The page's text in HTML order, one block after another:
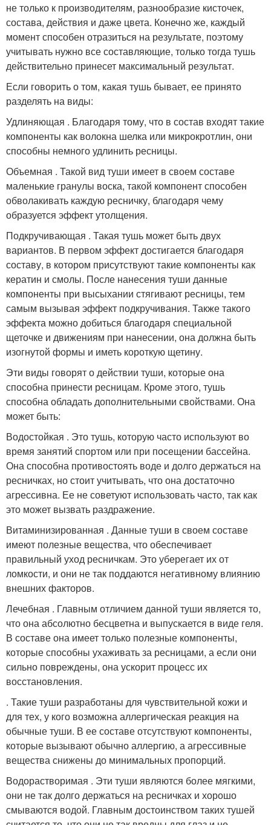
не только к производителям, разнообразие кисточек,
состава, действия и даже цвета. Конечно же, каждый
момент способен отразиться на результате, поэтому
учитывать нужно все составляющие, только тогда тушь
действительно принесет максимальный результат.
Если говорить о том, какая тушь бывает, ее принято
разделять на виды:
Удлиняющая . Благодаря тому, что в состав входят такие
компоненты как волокна шелка или микрокротлин, они
способны немного удлинить ресницы.
Объемная . Такой вид туши имеет в своем составе
маленькие гранулы воска, такой компонент способен
обволакивать каждую ресничку, благодаря чему
образуется эффект утолщения.
Подкручивающая . Такая тушь может быть двух
вариантов. В первом эффект достигается благодаря
составу, в котором присутствуют такие компоненты как
кератин и смолы. После нанесения туши данные
компоненты при высыхании стягивают ресницы, тем
самым вызывая эффект подкручивания. Также такого
эффекта можно добиться благодаря специальной
щеточке и движениям при нанесении, она должна быть
изогнутой формы и иметь короткую щетину.
Эти виды говорят о действии туши, которые она
способна принести ресницам. Кроме этого, тушь
способна обладать дополнительными свойствами. Она
может быть:
Водостойкая . Это тушь, которую часто используют во
время занятий спортом или при посещении бассейна.
Она способна противостоять воде и долго держаться на
ресничках, но стоит учитывать, что она достаточно
агрессивна. Ее не советуют использовать часто, так как
это может вызвать раздражение.
Витаминизированная . Данные туши в своем составе
имеют полезные вещества, что обеспечивает
правильный уход ресничкам. Это уберегает их от
ломкости, и они не так поддаются негативному влиянию
внешних факторов.
Лечебная . Главным отличием данной туши является то,
что она абсолютно бесцветна и выпускается в виде геля.
В составе она имеет только полезные компоненты,
которые способны ухаживать за ресницами, а если они
сильно повреждены, она ускорит процесс их
восстановления.
. Такие туши разработаны для чувствительной кожи и
для тех, у кого возможна аллергическая реакция на
обычные туши. В ее составе отсутствуют компоненты,
которые вызывают обычно аллергию, а агрессивные
вещества снижены до минимальных пропорций.
Водорастворимая . Эти туши являются более мягкими,
они не так долго держаться на ресничках и хорошо
смываются водой. Главным достоинством таких тушей